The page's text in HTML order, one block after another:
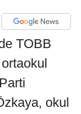
TOBB
okul